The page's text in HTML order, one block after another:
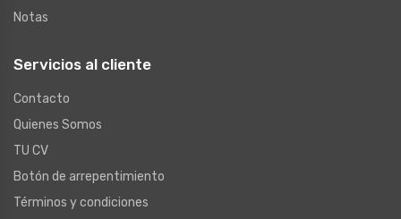
Notas
Servicios al cliente
Contacto
Quienes Somos
TU CV
Botón de arrepentimiento
Términos y condiciones